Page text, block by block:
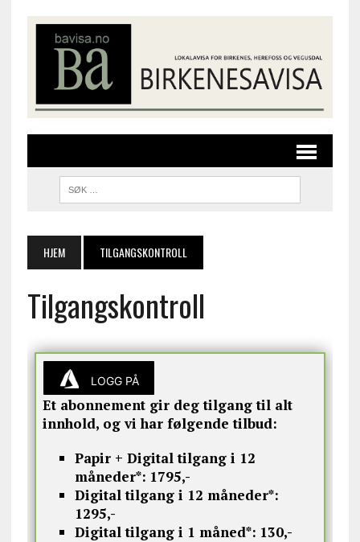
HJEM TILGANGSKONTROLL
Tilgangskontroll
LOGG PÅ
Et abonnement gir deg tilgang til alt
innhold, og vi har følgende tilbud:
Papir + Digital tilgang i 12
måneder*: 1795,-
Digital tilgang i 12 måneder*:
1295,-
Digital tilgang i 1 måned*: 130,-